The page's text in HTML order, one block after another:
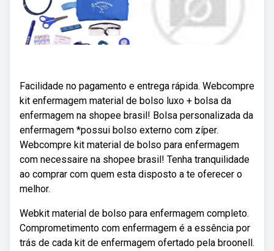
Facilidade no pagamento e entrega rápida. Webcompre
kit enfermagem material de bolso luxo + bolsa da
enfermagem na shopee brasil! Bolsa personalizada da
enfermagem *possui bolso externo com zíper.
Webcompre kit material de bolso para enfermagem
com necessaire na shopee brasil! Tenha tranquilidade
ao comprar com quem esta disposto a te oferecer o
melhor.
Webkit material de bolso para enfermagem completo.
Comprometimento com enfermagem é a essência por
trás de cada kit de enfermagem ofertado pela broonell.